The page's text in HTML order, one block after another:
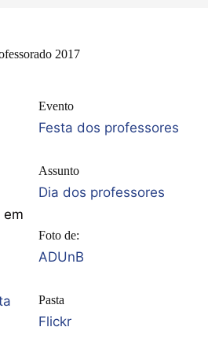
2017
em
Evento
Festa dos professores
Assunto
Dia dos professores
Foto de:
ADUnB
Pasta
Flickr